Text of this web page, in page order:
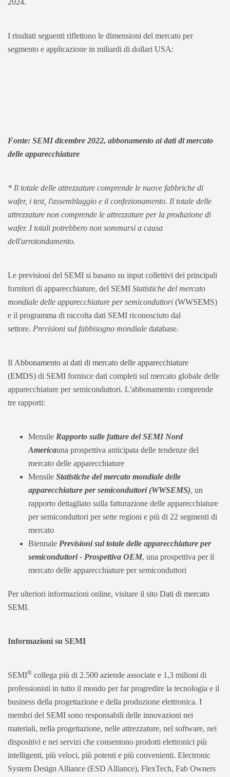
2024.
I risultati seguenti riflettono le dimensioni del mercato per
segmento e applicazione in miliardi di dollari USA:
Fonte: SEMI dicembre 2022, abbonamento ai dati di mercato
delle apparecchiature
* Il totale delle attrezzature comprende le nuove fabbriche di
wafer, i test, l'assemblaggio e il confezionamento. Il totale delle
attrezzature non comprende le attrezzature per la produzione di
wafer. I totali potrebbero non sommarsi a causa
dell'arrotondamento.
Le previsioni del SEMI si basano su input collettivi dei principali
fornitori di apparecchiature, del SEMI Statistiche del mercato
mondiale delle apparecchiature per semiconduttori (WWSEMS)
e il programma di raccolta dati SEMI riconosciuto dal
settore. Previsioni sul fabbisogno mondiale database.
Il Abbonamento ai dati di mercato delle apparecchiature
(EMDS) di SEMI fornisce dati completi sul mercato globale delle
apparecchiature per semiconduttori. L'abbonamento comprende
tre rapporti:
Mensile Rapporto sulle fatture del SEMI Nord
Americauna prospettiva anticipata delle tendenze del
mercato delle apparecchiature
Mensile Statistiche del mercato mondiale delle
apparecchiature per semiconduttori (WWSEMS) un
rapporto dettagliato sulla fatturazione delle apparecchiature
per semiconduttori per sette regioni e più di 22 segmenti di
mercato
Biennale Previsioni sul totale delle apparecchiature per
semiconduttori - Prospettiva OEM, una prospettiva per il
mercato delle apparecchiature per semiconduttori
Per ulteriori informazioni online, visitare il sito Dati di mercato
SEMI.
Informazioni su SEMI
SEMI® collega più di 2.500 aziende associate e 1,3 milioni di
professionisti in tutto il mondo per far progredire la tecnologia e il
business della progettazione e della produzione elettronica. I
membri del SEMI sono responsabili delle innovazioni nei
materiali, nella progettazione, nelle attrezzature, nel software, nei
dispositivi e nei servizi che consentono prodotti elettronici più
intelligenti, più veloci, più potenti e più convenienti. Electronic
System Design Alliance (ESD Alliance), FlexTech, Fab Owners